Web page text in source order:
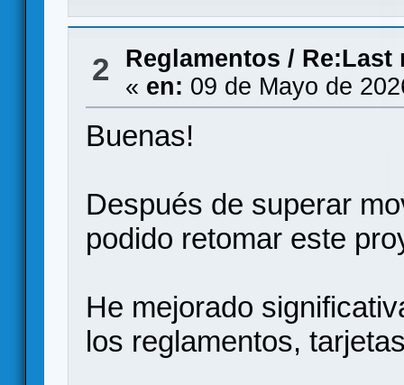
2 Reglamentos / Re:Last
« en: 09 de Mayo de
Buenas!
Después de superar
podido retomar este
He mejorado
los reglamentos,